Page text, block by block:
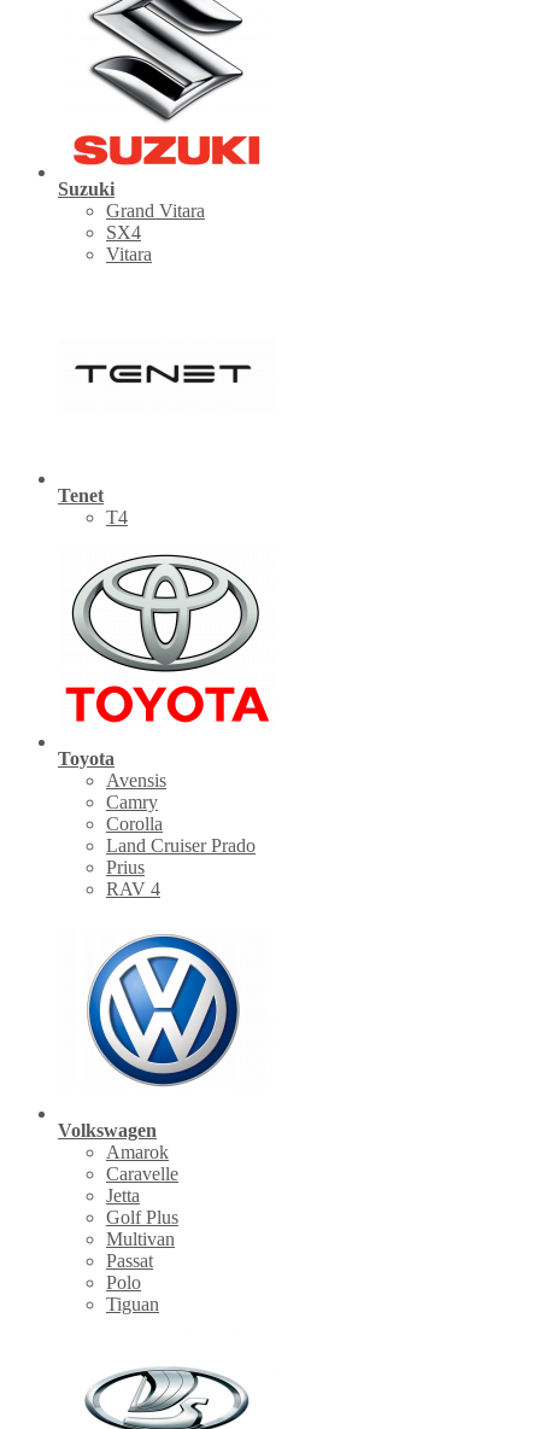
Suzuki
Grand Vitara
SX4
Vitara
Tenet
Т4
Toyota
Avensis
Camry
Corolla
Land Cruiser Prado
Prius
RAV 4
Volkswagen
Amarok
Caravelle
Jetta
Golf Plus
Multivan
Passat
Polo
Tiguan